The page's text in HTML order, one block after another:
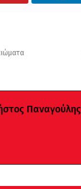
Παναγούλης